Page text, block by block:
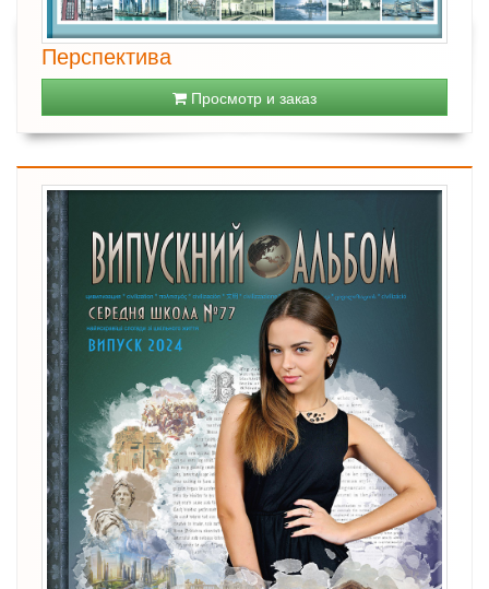
Перспектива
Просмотр и заказ